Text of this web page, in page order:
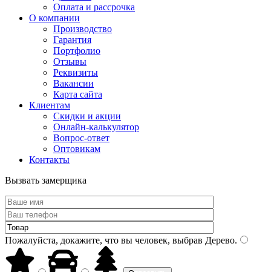
Оплата и рассрочка
О компании
Производство
Гарантия
Портфолио
Отзывы
Реквизиты
Вакансии
Карта сайта
Клиентам
Скидки и акции
Онлайн-калькулятор
Вопрос-ответ
Оптовикам
Контакты
Вызвать замерщика
Пожалуйста, докажите, что вы человек, выбрав Дерево.